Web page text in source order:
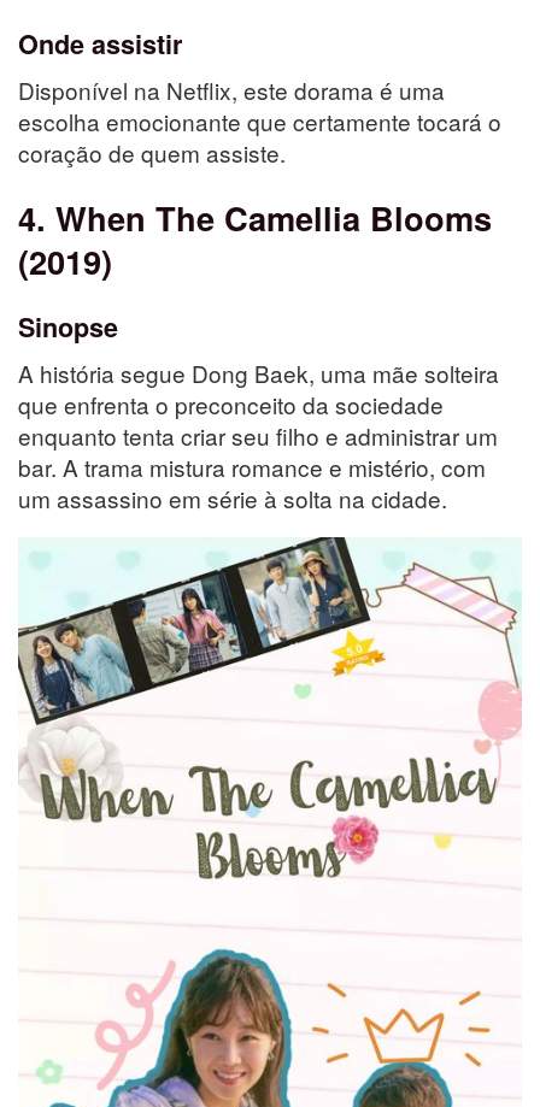
Onde assistir
Disponível na Netflix, este dorama é uma
escolha emocionante que certamente tocará o
coração de quem assiste.
4. When The Camellia Blooms
(2019)
Sinopse
A história segue Dong Baek, uma mãe solteira
que enfrenta o preconceito da sociedade
enquanto tenta criar seu filho e administrar um
bar. A trama mistura romance e mistério, com
um assassino em série à solta na cidade.